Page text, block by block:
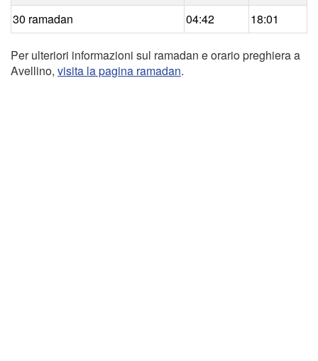
30 ramadan
04:42 18:01
Per ulteriori informazioni sul ramadan e orario preghiera a
Avellino, visita la pagina ramadan.